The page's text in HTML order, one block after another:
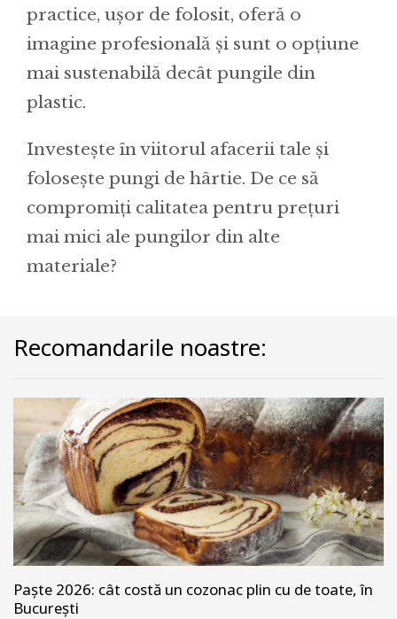
practice, ușor de folosit, oferă o
imagine profesională și sunt o opțiune
mai sustenabilă decât pungile din
plastic.
Investește în viitorul afacerii tale și
folosește pungi de hârtie. De ce să
compromiți calitatea pentru prețuri
mai mici ale pungilor din alte
materiale?
Recomandarile noastre:
Paște 2026: cât costă un cozonac plin cu de toate, în
București